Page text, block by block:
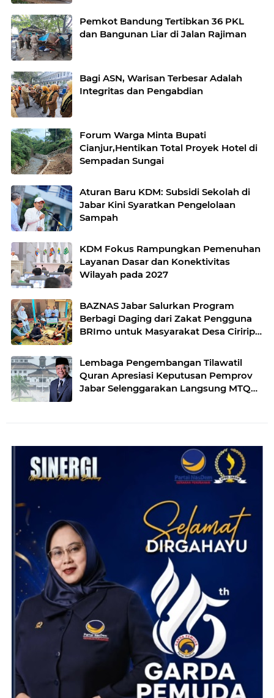
Pemkot Bandung Tertibkan 36 PKL
dan Bangunan Liar di Jalan Rajiman
Bagi ASN, Warisan Terbesar Adalah
Integritas dan Pengabdian
Forum Warga Minta Bupati
Cianjur,Hentikan Total Proyek Hotel di
Sempadan Sungai
Aturan Baru KDM: Subsidi Sekolah di
Jabar Kini Syaratkan Pengelolaan
Sampah
KDM Fokus Rampungkan Pemenuhan
Layanan Dasar dan Konektivitas
Wilayah pada 2027
BAZNAS Jabar Salurkan Program
Berbagi Daging dari Zakat Pengguna
BRImo untuk Masyarakat Desa Ciririp
Lembaga Pengembangan Tilawatil
Quran Apresiasi Keputusan Pemprov
Jabar Selenggarakan Langsung MTQ